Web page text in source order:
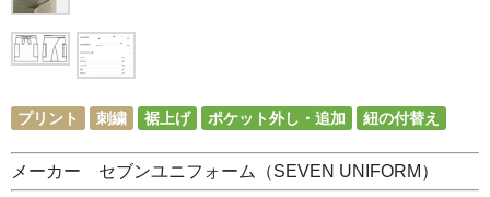
プリント 刺繍 裾上げ ポケット外し・追加 紐の付替え
メーカー セブンユニフォーム（SEVEN UNIFORM）